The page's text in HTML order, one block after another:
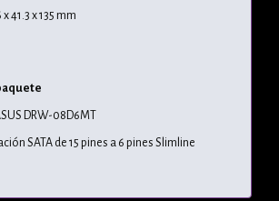
41.3 x 135 mm
DRW-08D6MT
SATA de 15 pines a 6 pines Slimline